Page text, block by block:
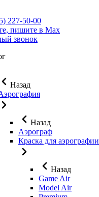
227-50-00
пишите в Max
звонок
Назад
Назад
Аэрограф
Краска для аэрографии
Назад
Game Air
Model Air